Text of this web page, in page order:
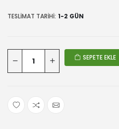
TESLIMAT TARIHI: 1-2 GÜN
SEPETE EKLE